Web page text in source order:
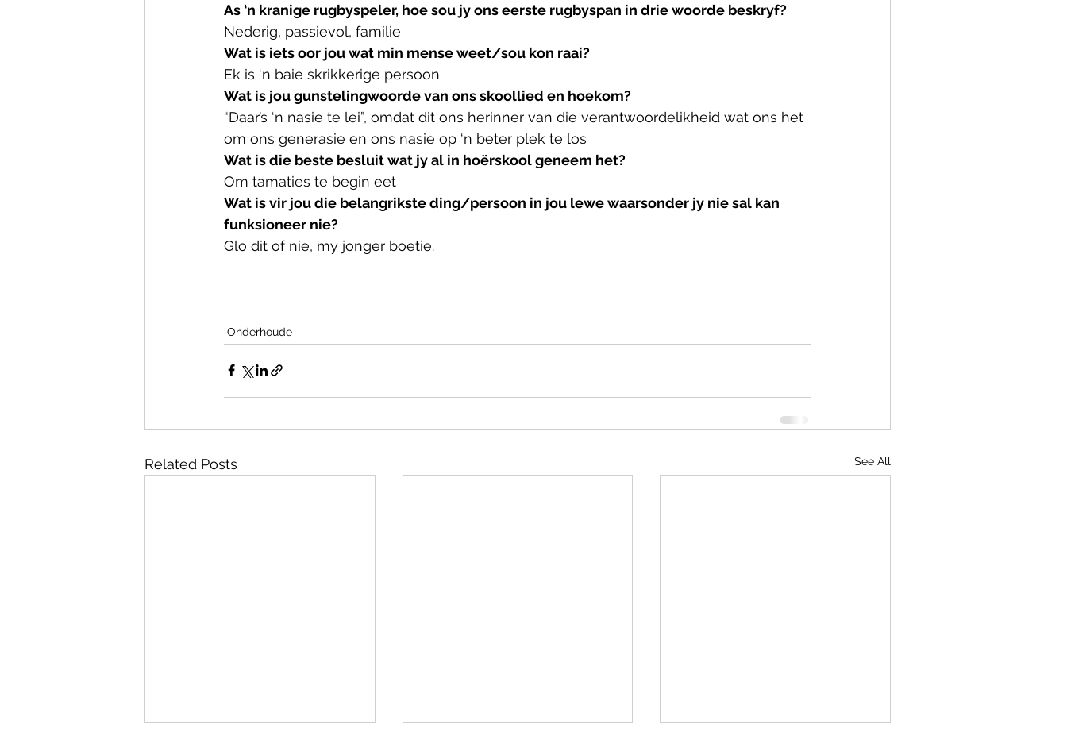
As ‘n kranige rugbyspeler, hoe sou jy ons eerste rugbyspan in drie woorde beskryf?
Nederig, passievol, familie
Wat is iets oor jou wat min mense weet/sou kon raai?
Ek is ‘n baie skrikkerige persoon
Wat is jou gunstelingwoorde van ons skoollied en hoekom?
“Daar’s ‘n nasie te lei”, omdat dit ons herinner van die verantwoordelikheid wat ons het
om ons generasie en ons nasie op ‘n beter plek te los
Wat is die beste besluit wat jy al in hoërskool geneem het?
Om tamaties te begin eet
Wat is vir jou die belangrikste ding/persoon in jou lewe waarsonder jy nie sal kan
funksioneer nie?
Glo dit of nie, my jonger boetie.
Onderhoude
Related Posts See All